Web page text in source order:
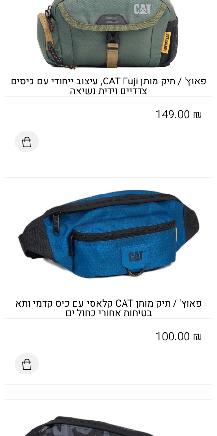
פאוץ' / תיק מותן CAT Fuji, עיצוב ייחודי עם כיסים
צדדיים וידית נשיאה
149.00 ₪
פאוץ' / תיק מותן CAT קלאסי עם כיס קדמי ותא
בטיחות אחורי כחול ים
100.00 ₪